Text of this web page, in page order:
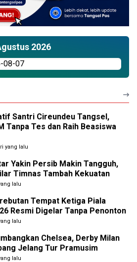
2026
Santri Cireundeu Tangsel,
Tanpa Tes dan Raih Beasiswa
yang lalu
Yakin Persib Makin Tangguh,
Timnas Tambah Kekuatan
lalu
Tempat Ketiga Piala
Resmi Digelar Tanpa Penonton
lalu
Chelsea, Derby Milan
Jelang Tur Pramusim
lalu